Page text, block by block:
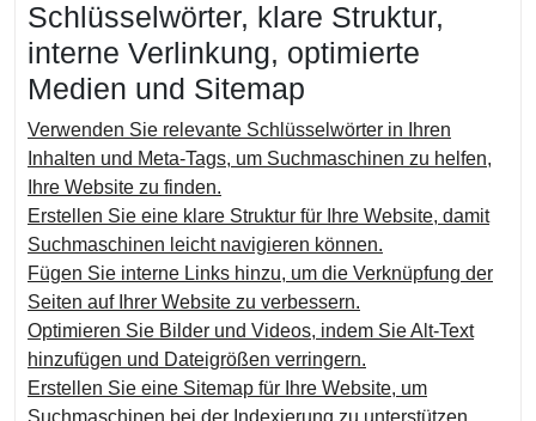
Schlüsselwörter, klare Struktur,
interne Verlinkung, optimierte
Medien und Sitemap
Verwenden Sie relevante Schlüsselwörter in Ihren
Inhalten und Meta-Tags, um Suchmaschinen zu helfen,
Ihre Website zu finden.
Erstellen Sie eine klare Struktur für Ihre Website, damit
Suchmaschinen leicht navigieren können.
Fügen Sie interne Links hinzu, um die Verknüpfung der
Seiten auf Ihrer Website zu verbessern.
Optimieren Sie Bilder und Videos, indem Sie Alt-Text
hinzufügen und Dateigrößen verringern.
Erstellen Sie eine Sitemap für Ihre Website, um
Suchmaschinen bei der Indexierung zu unterstützen